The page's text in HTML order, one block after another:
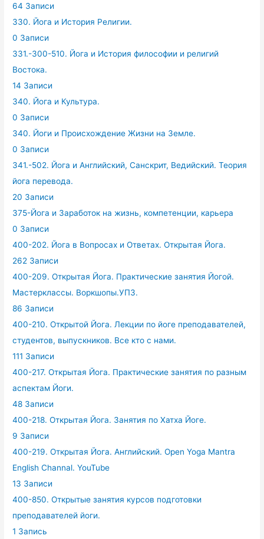
64 Записи
330. Йога и История Религии.
0 Записи
331.-300-510. Йога и История философии и религий
Востока.
14 Записи
340. Йога и Культура.
0 Записи
340. Йоги и Происхождение Жизни на Земле.
0 Записи
341.-502. Йога и Английский, Санскрит, Ведийский. Теория
йога перевода.
20 Записи
375-Йога и Заработок на жизнь, компетенции, карьера
0 Записи
400-202. Йога в Вопросах и Ответах. Открытая Йога.
262 Записи
400-209. Открытая Йога. Практические занятия Йогой.
Мастерклассы. Воркшопы.УПЗ.
86 Записи
400-210. Открытой Йога. Лекции по йоге преподавателей,
студентов, выпускников. Все кто с нами.
111 Записи
400-217. Открытая Йога. Практические занятия по разным
аспектам Йоги.
48 Записи
400-218. Открытая Йога. Занятия по Хатха Йоге.
9 Записи
400-219. Открытая Йога. Английский. Open Yoga Mantra
English Channal. YouTube
13 Записи
400-850. Открытые занятия курсов подготовки
преподавателей йоги.
1 Запись